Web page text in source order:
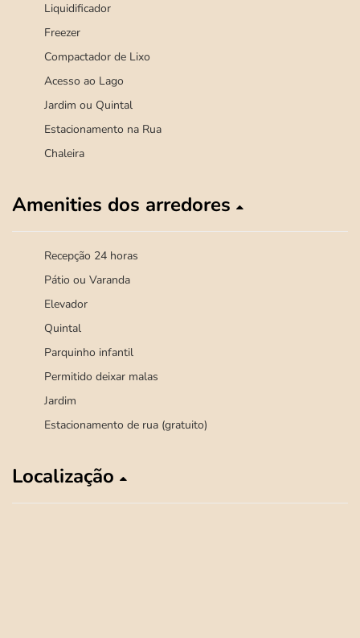
Liquidificador
Freezer
Compactador de Lixo
Acesso ao Lago
Jardim ou Quintal
Estacionamento na Rua
Chaleira
Amenities dos arredores
Recepção 24 horas
Pátio ou Varanda
Elevador
Quintal
Parquinho infantil
Permitido deixar malas
Jardim
Estacionamento de rua (gratuito)
Localização